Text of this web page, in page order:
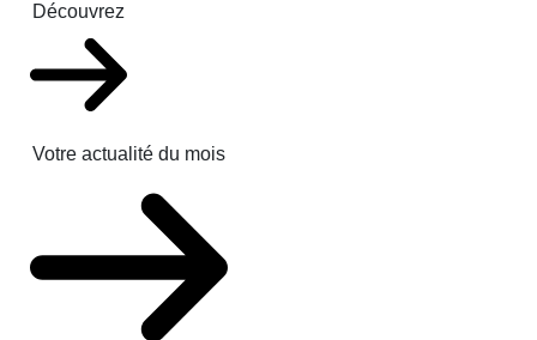
Découvrez
Votre actualité du mois